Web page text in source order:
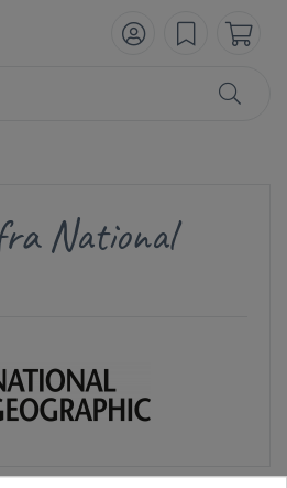
National